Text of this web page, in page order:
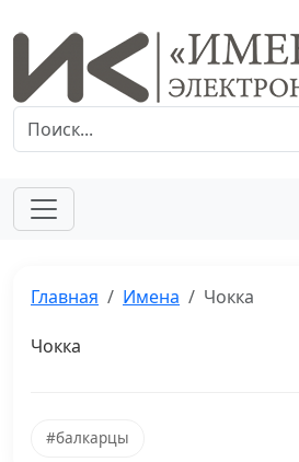
Главная Имена Чокка
Чокка
#балкарцы